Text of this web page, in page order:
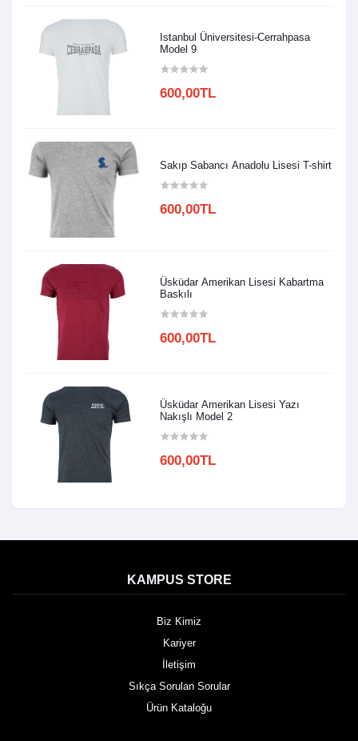
Istanbul Üniversitesi-Cerrahpasa
Model 9
600,00TL
Sakıp Sabancı Anadolu Lisesi T-shirt
600,00TL
Üsküdar Amerikan Lisesi Kabartma
Baskılı
600,00TL
Üsküdar Amerikan Lisesi Yazı
Nakışlı Model 2
600,00TL
KAMPUS STORE
Biz Kimiz
Kariyer
İletişim
Sıkça Sorulan Sorular
Ürün Kataloğu